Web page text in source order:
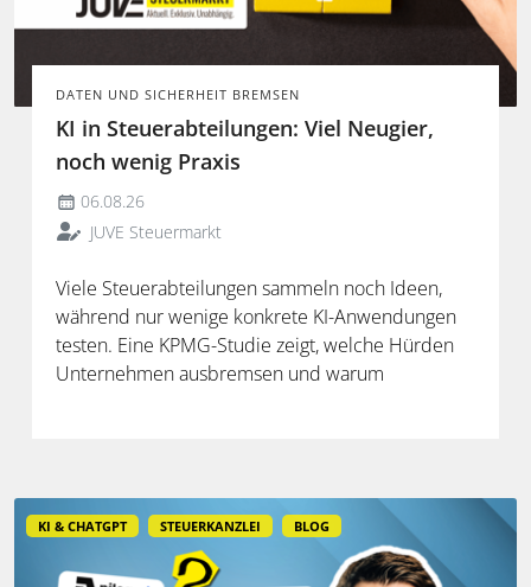
DATEN UND SICHERHEIT BREMSEN
KI in Steuerabteilungen: Viel Neugier,
noch wenig Praxis
06.08.26
JUVE Steuermarkt
Viele Steuerabteilungen sammeln noch Ideen,
während nur wenige konkrete KI-Anwendungen
testen. Eine KPMG-Studie zeigt, welche Hürden
Unternehmen ausbremsen und warum
KI & CHATGPT STEUERKANZLEI BLOG